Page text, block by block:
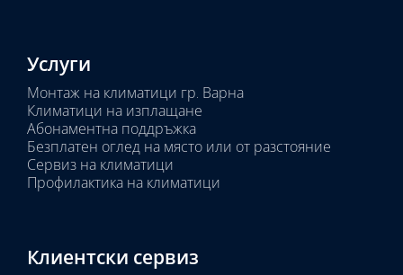
Услуги
Монтаж на климатици гр. Варна
Климатици на изплащане
Абонаментна поддръжка
Безплатен оглед на място или от разстояние
Сервиз на климатици
Профилактика на климатици
Клиентски сервиз